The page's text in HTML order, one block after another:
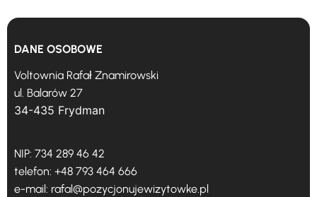
DANE OSOBOWE
Voltownia Rafał Znamirowski
ul. Balarów 27
34-435 Frydman
NIP: 734 289 46 42
telefon: +48 793 464 666
e-mail: rafal@pozycjonujewizytowke.pl